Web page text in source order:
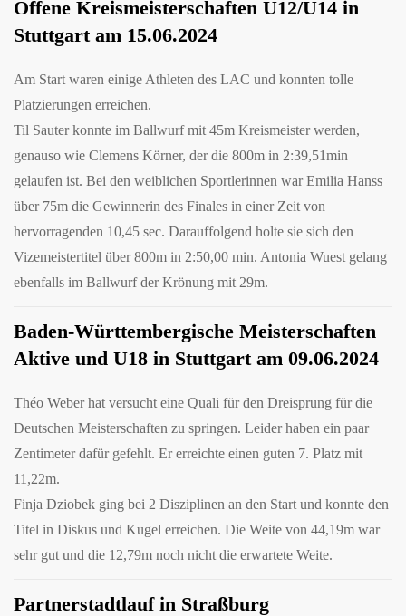
Offene Kreismeisterschaften U12/U14 in
Stuttgart am 15.06.2024
Am Start waren einige Athleten des LAC und konnten tolle
Platzierungen erreichen.
Til Sauter konnte im Ballwurf mit 45m Kreismeister werden,
genauso wie Clemens Körner, der die 800m in 2:39,51min
gelaufen ist. Bei den weiblichen Sportlerinnen war Emilia Hanss
über 75m die Gewinnerin des Finales in einer Zeit von
hervorragenden 10,45 sec. Darauffolgend holte sie sich den
Vizemeistertitel über 800m in 2:50,00 min. Antonia Wuest gelang
ebenfalls im Ballwurf der Krönung mit 29m.
Baden-Württembergische Meisterschaften
Aktive und U18 in Stuttgart am 09.06.2024
Théo Weber hat versucht eine Quali für den Dreisprung für die
Deutschen Meisterschaften zu springen. Leider haben ein paar
Zentimeter dafür gefehlt. Er erreichte einen guten 7. Platz mit
11,22m.
Finja Dziobek ging bei 2 Disziplinen an den Start und konnte den
Titel in Diskus und Kugel erreichen. Die Weite von 44,19m war
sehr gut und die 12,79m noch nicht die erwartete Weite.
Partnerstadtlauf in Straßburg